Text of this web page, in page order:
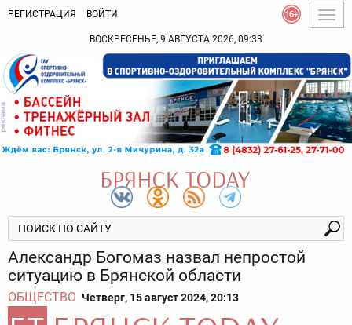
РЕГИСТРАЦИЯ ВОЙТИ
ВОСКРЕСЕНЬЕ, 9 АВГУСТА 2026, 09:33
Александр Богомаз назвал непростой
ситуацию в Брянской области
ОБЩЕСТВО Четверг, 15 август 2024, 20:13